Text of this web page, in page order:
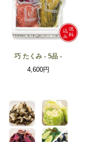
巧 たくみ - 5品 -
4,600円